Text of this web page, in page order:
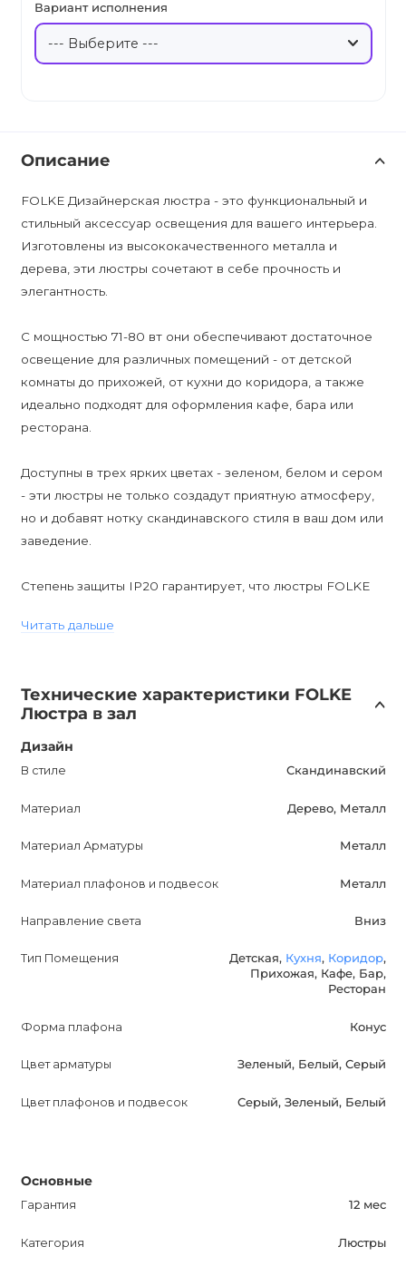
Вариант исполнения
Описание
FOLKE Дизайнерская люстра - это функциональный и
стильный аксессуар освещения для вашего интерьера.
Изготовлены из высококачественного металла и
дерева, эти люстры сочетают в себе прочность и
элегантность.
С мощностью 71-80 вт они обеспечивают достаточное
освещение для различных помещений - от детской
комнаты до прихожей, от кухни до коридора, а также
идеально подходят для оформления кафе, бара или
ресторана.
Доступны в трех ярких цветах - зеленом, белом и сером
- эти люстры не только создадут приятную атмосферу,
но и добавят нотку скандинавского стиля в ваш дом или
заведение.
Cтепень защиты IP20 гарантирует, что люстры FOLKE
легко монтируются и совместимы с цоколем E27, что
Хотите создать уютную атмосферу и создать особый
интерьер в своих помещениях?
FOLKE Дизайнерская люстра - ваш выбор! Используя
диммируемые лампы, вы сможете контролировать
качественный и стильный предмет интерьера, но и
гарантию на 12 месяцев, что является отличным
Поднимите ваш интерьер на новый уровень с FOLKE
Читать дальше
Технические характеристики FOLKE
Люстра в зал
Дизайн
В стиле Скандинавский
Материал Дерево, Металл
Материал Арматуры Металл
Материал плафонов и подвесок Металл
Направление света Вниз
Тип Помещения Детская, Кухня, Коридор,
Прихожая, Кафе, Бар,
Ресторан
Форма плафона Конус
Цвет арматуры Зеленый, Белый, Серый
Цвет плафонов и подвесок Серый, Зеленый, Белый
Основные
Гарантия 12 мес
Категория Люстры